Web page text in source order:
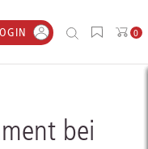
0
bei